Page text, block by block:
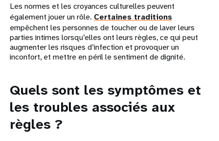
Les normes et les croyances culturelles peuvent
également jouer un rôle. Certaines traditions
empêchent les personnes de toucher ou de laver leurs
parties intimes lorsqu’elles ont leurs règles, ce qui peut
augmenter les risques d’infection et provoquer un
inconfort, et mettre en péril le sentiment de dignité.
Quels sont les symptômes et
les troubles associés aux
règles ?